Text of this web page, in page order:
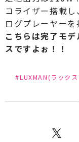
コライザー搭載
ログプレーヤーを
こちらは完了モ
スですよぉ！！
#LUXMAN(ラック